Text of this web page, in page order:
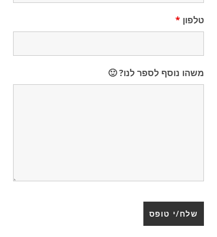
טלפון*
משהו נוסף לספר לנו? 🙂